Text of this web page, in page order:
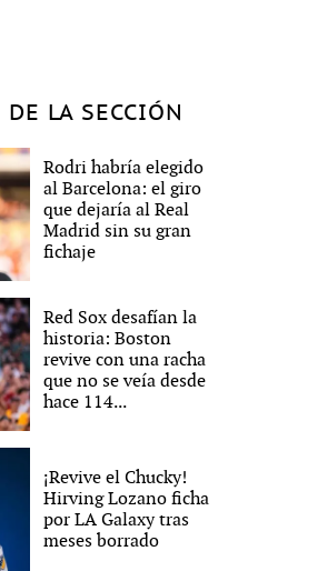
LA SECCIÓN
Rodri habría elegido
al Barcelona: el giro
que dejaría al Real
Madrid sin su gran
fichaje
Red Sox desafían la
historia: Boston
revive con una racha
que no se veía desde
hace 114...
¡Revive el Chucky!
Hirving Lozano ficha
por LA Galaxy tras
meses borrado